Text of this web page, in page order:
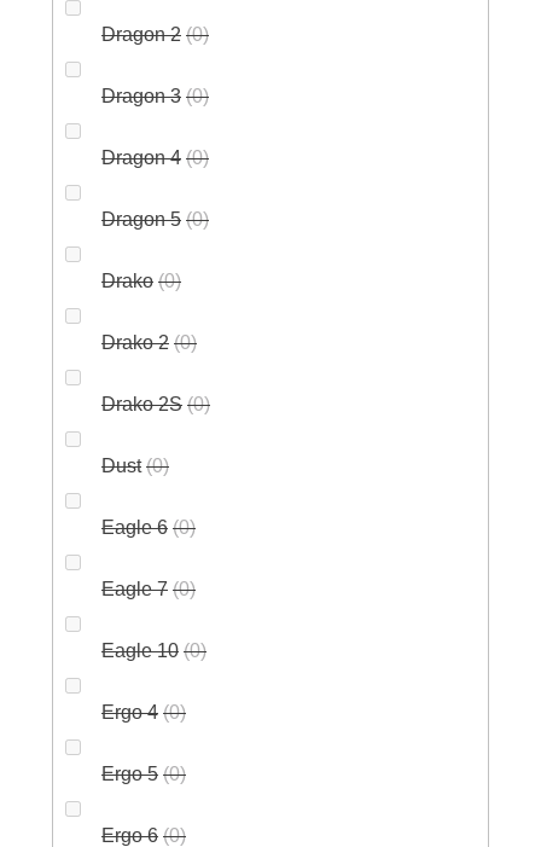
Dragon 2 0
Dragon 3 0
Dragon 4 0
Dragon 5 0
Drako 0
Drako 2 0
Drako 2S 0
Dust 0
Eagle 6 0
Eagle 7 0
Eagle 10 0
Ergo 4 0
Ergo 5 0
Ergo 6 0